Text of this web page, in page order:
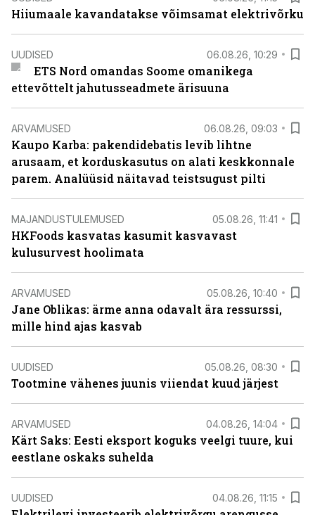
Hiiumaale kavandatakse võimsamat elektrivõrku
UUDISED 06.08.26, 10:29
ETS Nord omandas Soome omanikega
ettevõttelt jahutusseadmete ärisuuna
ARVAMUSED 06.08.26, 09:03
Kaupo Karba: pakendidebatis levib lihtne
arusaam, et korduskasutus on alati keskkonnale
parem. Analüüsid näitavad teistsugust pilti
MAJANDUSTULEMUSED 05.08.26, 11:41
HKFoods kasvatas kasumit kasvavast
kulusurvest hoolimata
ARVAMUSED 05.08.26, 10:40
Jane Oblikas: ärme anna odavalt ära ressurssi,
mille hind ajas kasvab
UUDISED 05.08.26, 08:30
Tootmine vähenes juunis viiendat kuud järjest
ARVAMUSED 04.08.26, 14:04
Kärt Saks: Eesti eksport koguks veelgi tuure, kui
eestlane oskaks suhelda
UUDISED 04.08.26, 11:15